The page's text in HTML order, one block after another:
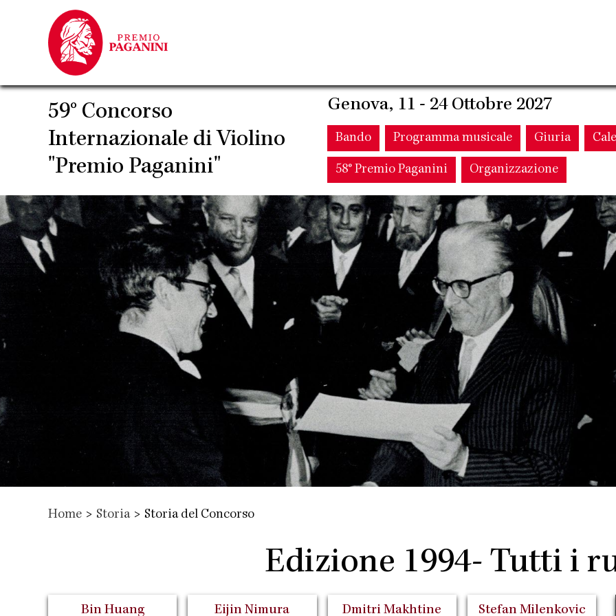
contenuto
principale
59° Concorso
Internazionale di Violino
"Premio Paganini"
Genova, 11 - 24 Ottobre 2027
Main
navigation
Bando Programma musicale Giuria
58° Premio Paganini Organizzazione
Home > Storia > Storia del Concorso
Edizione 1994- Tutti i
Bin Huang Eijin Nimura Dmitri Makhtine Stefan Milenkovic